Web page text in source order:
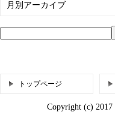
月別アーカイブ
トップページ
Copyright (c)